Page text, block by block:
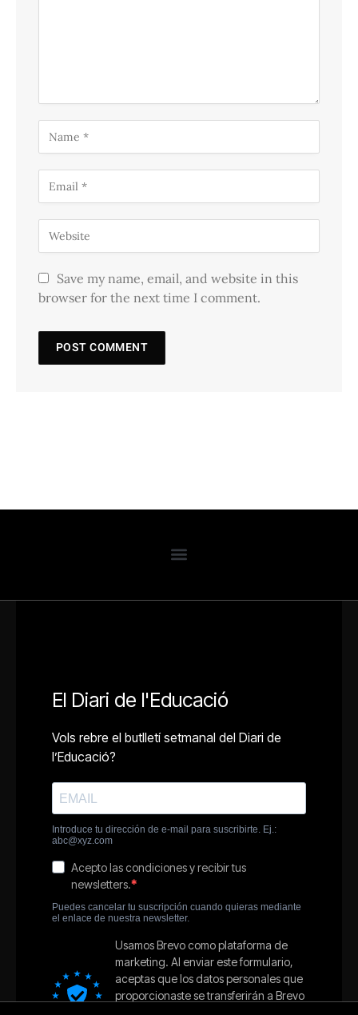
Save my name, email, and website in this
browser for the next time I comment.